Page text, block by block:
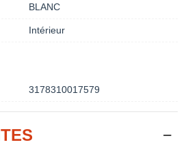
BLANC
Intérieur
3178310017579